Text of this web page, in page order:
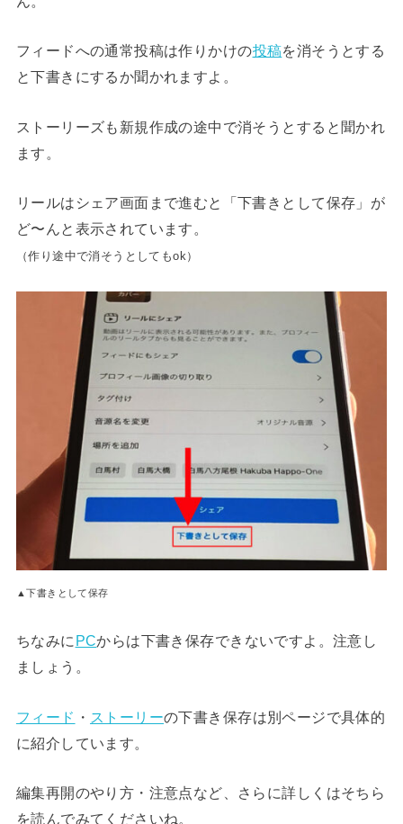
フィードへの通常投稿は作りかけの投稿を消そうとする
と下書きにするか聞かれますよ。
ストーリーズも新規作成の途中で消そうとすると聞かれ
ます。
リールはシェア画面まで進むと「下書きとして保存」が
ど〜んと表示されています。
（作り途中で消そうとしてもok）
▲下書きとして保存
ちなみに PCからは下書き保存できないですよ。注意し
ましょう。
フィード ・ ストーリーの下書き保存は別ページで具体的
に紹介しています。
編集再開のやり方・注意点など、さらに詳しくはそちら
を読んでみてくださいね。